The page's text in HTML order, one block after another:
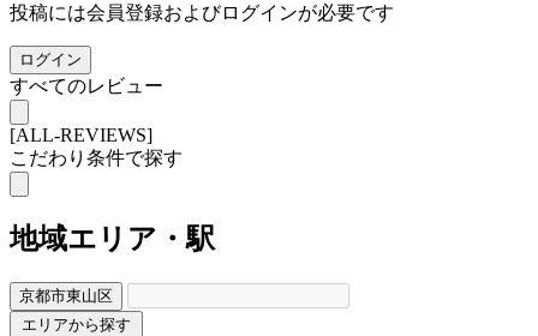
投稿には会員登録およびログインが必要です
ログイン
すべてのレビュー
[ALL-REVIEWS]
こだわり条件で探す
地域エリア・駅
京都市東山区
エリアから探す